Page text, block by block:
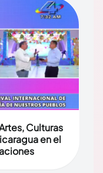
Culturas
en el